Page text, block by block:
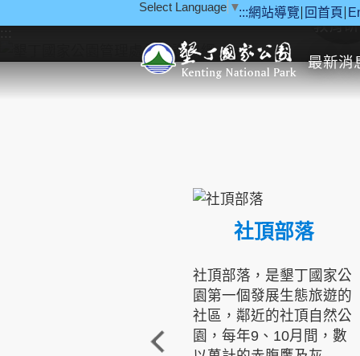
:::網站導覽 回首頁
Select Language ▼
最新消
::: 教育
社頂部落
社頂部落，是墾丁國家公
園第一個發展生態旅遊的
社區，鄰近的社頂自然公
園，每年9、10月間，數